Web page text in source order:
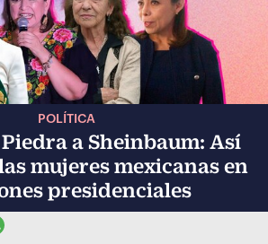
POLÍTICA
a Sheinbaum: Así
mujeres mexicanas en
presidenciales
actual mediante Email
actual mediante Facebook
el artículo actual mediante Twitter
el artículo actual mediante